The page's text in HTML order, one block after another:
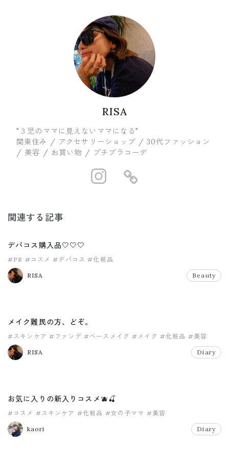
RISA
"３児のママに見えないママになる"
関東住み / アクセサリーショップ / 30代ファッション
/ 美容 / お買い物 / プチプラコーデ
https://
関連する記事
デパコス購入品🤍🤍🤍
#PR #コスメ #デパコス #化粧品
RISA Beauty
メイク難民の方、どぞ。
#スキンケア #ファンデ #ベースメイク #メイク #化粧品 #美容
RISA Diary
お気に入りの新入りコスメ🫐🍒
#コスメ #スキンケア #化粧品 #女の子ママ #美容
kaori Diary